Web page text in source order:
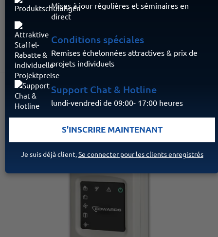
Inscrivez-vous ici pour voir les prix
VERS L'ARTICLE
Mises à jour régulières et séminaires en
direct
Conditions spéciales
Remises échelonnées attractives & prix de
projets individuels
Support Chat & Hotline
lundi-vendredi de 09:00- 17:00 heures
S'INSCRIRE MAINTENANT
Je suis déjà client,Se connecter pour les clients enregistrés